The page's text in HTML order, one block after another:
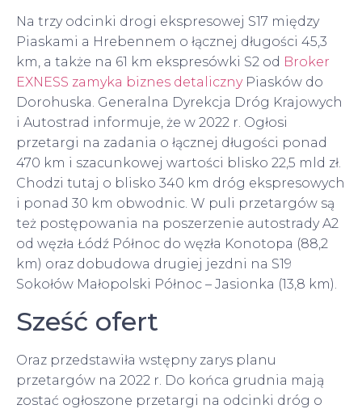
Na trzy odcinki drogi ekspresowej S17 między
Piaskami a Hrebennem o łącznej długości 45,3
km, a także na 61 km ekspresówki S2 od Broker
EXNESS zamyka biznes detalicznyPiasków do
Dorohuska. Generalna Dyrekcja Dróg Krajowych
i Autostrad informuje, że w 2022 r. Ogłosi
przetargi na zadania o łącznej długości ponad
470 km i szacunkowej wartości blisko 22,5 mld zł.
Chodzi tutaj o blisko 340 km dróg ekspresowych
i ponad 30 km obwodnic. W puli przetargów są
też postępowania na poszerzenie autostrady A2
od węzła Łódź Północ do węzła Konotopa (88,2
km) oraz dobudowa drugiej jezdni na S19
Sokołów Małopolski Północ – Jasionka (13,8 km).
Sześć ofert
Oraz przedstawiła wstępny zarys planu
przetargów na 2022 r. Do końca grudnia mają
zostać ogłoszone przetargi na odcinki dróg o